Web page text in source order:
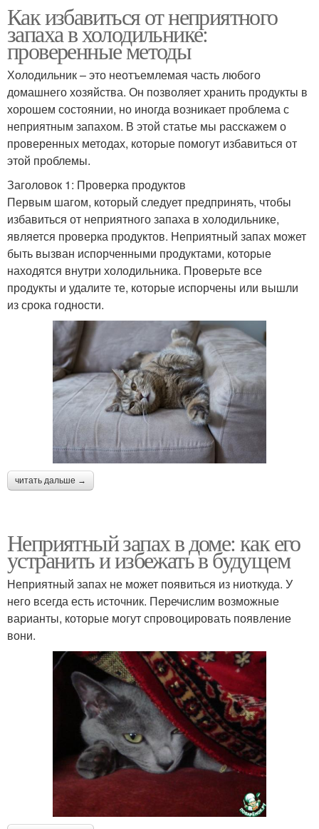
Как избавиться от неприятного
запаха в холодильнике:
проверенные методы
Холодильник – это неотъемлемая часть любого
домашнего хозяйства. Он позволяет хранить продукты в
хорошем состоянии, но иногда возникает проблема с
неприятным запахом. В этой статье мы расскажем о
проверенных методах, которые помогут избавиться от
этой проблемы.
Заголовок 1: Проверка продуктов
Первым шагом, который следует предпринять, чтобы
избавиться от неприятного запаха в холодильнике,
является проверка продуктов. Неприятный запах может
быть вызван испорченными продуктами, которые
находятся внутри холодильника. Проверьте все
продукты и удалите те, которые испорчены или вышли
из срока годности.
читать дальше →
Неприятный запах в доме: как его
устранить и избежать в будущем
Неприятный запах не может появиться из ниоткуда. У
него всегда есть источник. Перечислим возможные
варианты, которые могут спровоцировать появление
вони.